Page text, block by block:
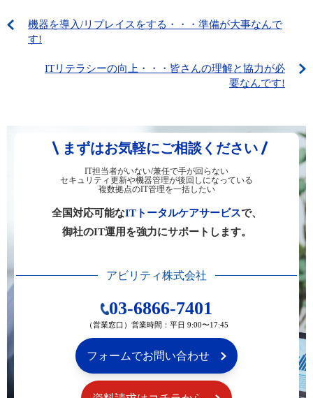
機器を導入/リプレイスをする・・・準備が大事なんで
す!
ITリテラシーの向上・・・皆さんの理解と協力が必
要なんです!
まずはお気軽にご相談ください
IT担当者がいない/兼任で手が回らない
セキュリティ更新や機器管理が後回しになっている
複数拠点のIT管理を一括したい
全国対応可能なITトータルケアサービスで、
御社のIT運用を強力にサポートします。
アビリティ株式会社
03-6866-7401
（営業窓口）営業時間：平日 9:00〜17:45
フォームでお問い合わせ